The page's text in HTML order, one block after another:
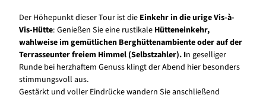
Der Höhepunkt dieser Tour ist die Einkehr in die urige Vis-à-
Vis-Hütte: Genießen Sie eine rustikale Hütteneinkehr,
wahlweise im gemütlichen Berghüttenambiente oder auf der
Terrasseunter freiem Himmel (Selbstzahler). In geselliger
Runde bei herzhaftem Genuss klingt der Abend hier besonders
stimmungsvoll aus.
Gestärkt und voller Eindrücke wandern Sie anschließend